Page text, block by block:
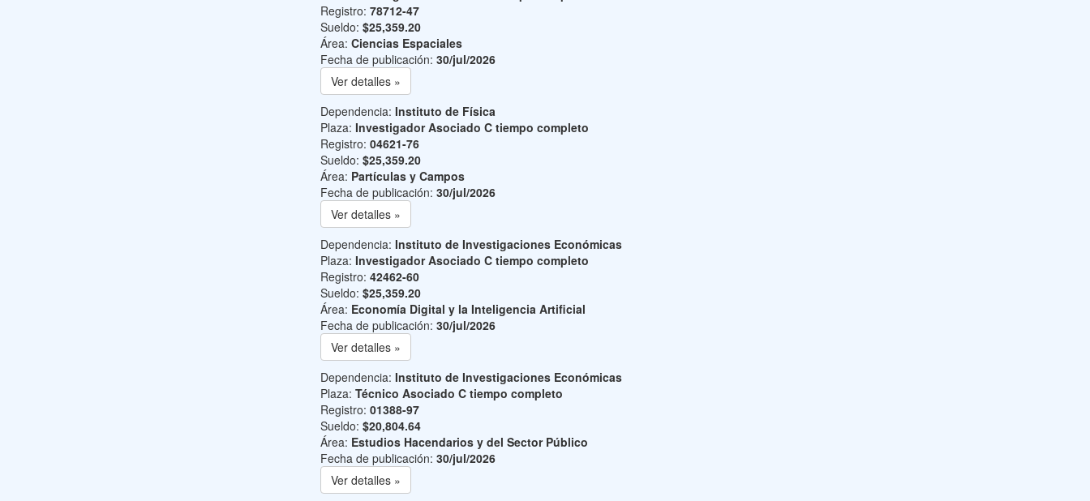
Registro: 78712-47
Sueldo: $25,359.20
Área: Ciencias Espaciales
Fecha de publicación: 30/jul/2026
Ver detalles »
Dependencia: Instituto de Física
Plaza: Investigador Asociado C tiempo completo
Registro: 04621-76
Sueldo: $25,359.20
Área: Partículas y Campos
Fecha de publicación: 30/jul/2026
Ver detalles »
Dependencia: Instituto de Investigaciones Económicas
Plaza: Investigador Asociado C tiempo completo
Registro: 42462-60
Sueldo: $25,359.20
Área: Economía Digital y la Inteligencia Artificial
Fecha de publicación: 30/jul/2026
Ver detalles »
Dependencia: Instituto de Investigaciones Económicas
Plaza: Técnico Asociado C tiempo completo
Registro: 01388-97
Sueldo: $20,804.64
Área: Estudios Hacendarios y del Sector Público
Fecha de publicación: 30/jul/2026
Ver detalles »